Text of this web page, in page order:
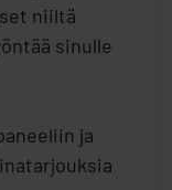
niiltä
sinulle
ja